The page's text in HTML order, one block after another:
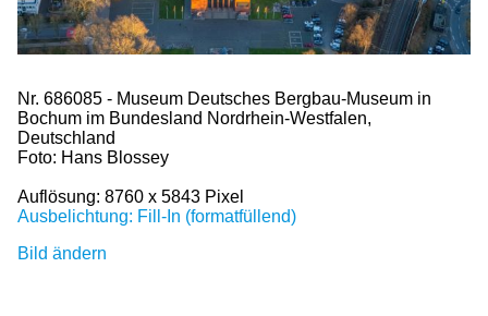
Nr. 686085 - Museum Deutsches Bergbau-Museum in
Bochum im Bundesland Nordrhein-Westfalen,
Deutschland
Foto: Hans Blossey
Auflösung: 8760 x 5843 Pixel
Ausbelichtung: Fill-In (formatfüllend)
Bild ändern